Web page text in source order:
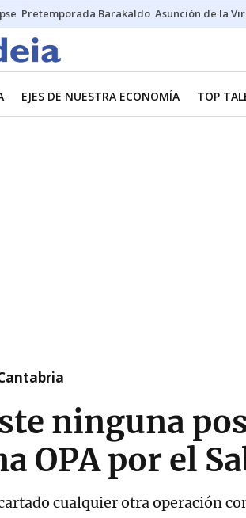
Pretemporada Barakaldo Asunción de la
EJES DE NUESTRA ECONOMÍA TOP
ninguna
OPA por el
cualquier otra operación